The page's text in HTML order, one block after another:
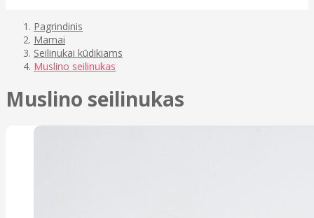
Pagrindinis
Mamai
Seilinukai kūdikiams
Muslino seilinukas
Muslino seilinukas